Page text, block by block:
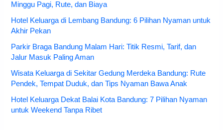
Minggu Pagi, Rute, dan Biaya
Hotel Keluarga di Lembang Bandung: 6 Pilihan Nyaman untuk
Akhir Pekan
Parkir Braga Bandung Malam Hari: Titik Resmi, Tarif, dan
Jalur Masuk Paling Aman
Wisata Keluarga di Sekitar Gedung Merdeka Bandung: Rute
Pendek, Tempat Duduk, dan Tips Nyaman Bawa Anak
Hotel Keluarga Dekat Balai Kota Bandung: 7 Pilihan Nyaman
untuk Weekend Tanpa Ribet